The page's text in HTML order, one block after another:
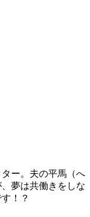
ー。夫の平馬（へ
夢は共働きをしな
！？